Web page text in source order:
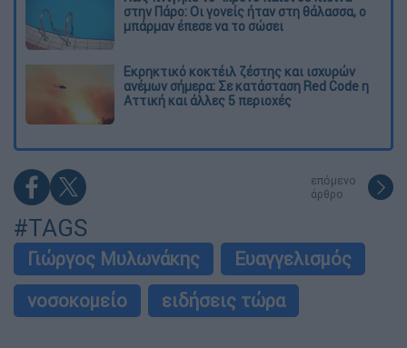
στην Πάρο: Οι γονείς ήταν στη θάλασσα, ο
μπάρμαν έπεσε να το σώσει
Εκρηκτικό κοκτέιλ ζέστης και ισχυρών
ανέμων σήμερα: Σε κατάσταση Red Code η
Αττική και άλλες 5 περιοχές
επόμενο
άρθρο
#TAGS
Γιώργος Μυλωνάκης
Ευαγγελισμός
νοσοκομείο
ειδήσεις τώρα